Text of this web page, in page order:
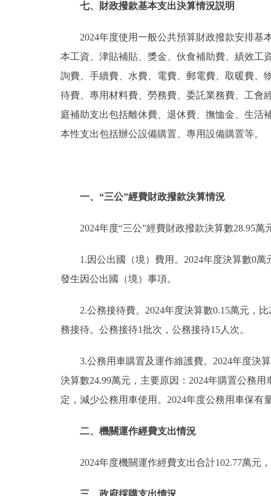
七、財政撥款基本支出決算情況説明
2024年度使用一般公共預算財政撥款安排基
本工資、津貼補貼、獎金、伙食補助費、績效工
詢費、手續費、水費、電費、郵電費、取暖費、
待費、專用材料費、勞務費、委託業務費、工會
庭補助支出包括離休費、退休費、撫恤金、生活
本性支出包括辦公設備購置、專用設備購置等。
一、“三公”經費財政撥款決算情況
2024年度“三公”經費財政撥款決算數28.95
1.因公出國（境）費用。2024年度決算數0
發生因公出國（境）事項。
2.公務接待費。2024年度決算數0.15萬元，
務接待。公務接待1批次，公務接待15人次。
3.公務用車購置及運作維護費。2024年度決
決算數24.99萬元，主要原因：2024年購置公務
定，減少公務用車使用。2024年度公務用車保有
二、機關運作經費支出情況
2024年度機關運作經費支出合計102.77萬元
三、政府採購支出情況